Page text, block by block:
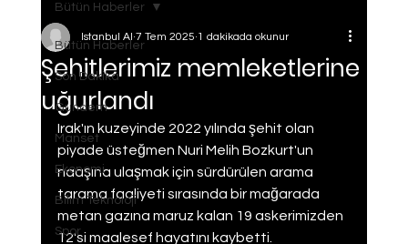
Bütün Haberler
Son Dakika
Gundem
Manset
Ekonomi
Bilim Teknoloji
Spor
Bütün Haberler
Şehitlerimiz memleketlerine
uğurlandı
Istanbul AI 7 Tem 2025 1 dakikada okunur
Irak'ın kuzeyinde 2022 yılında şehit olan
piyade üsteğmen Nuri Melih Bozkurt'un
naaşına ulaşmak için sürdürülen arama
tarama faaliyeti sırasında bir mağarada
metan gazına maruz kalan 19 askerimizden
12'si maalesef hayatını kaybetti.